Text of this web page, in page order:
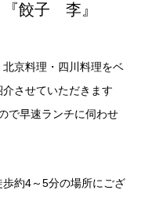
餃子 李』
京料理・四川料理をベ
介させていただきます
で早速ランチに伺わせ
約4～5分の場所にござ